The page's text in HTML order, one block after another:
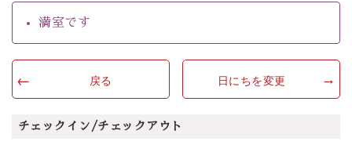
満室です
戻る 日にちを変更
チェックイン/チェックアウト